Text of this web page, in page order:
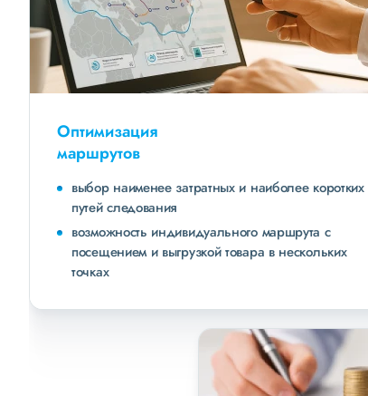
Оптимизация
маршрутов
выбор наименее затратных и наиболее коротких
путей следования
возможность индивидуального маршрута с
посещением и выгрузкой товара в нескольких
точках